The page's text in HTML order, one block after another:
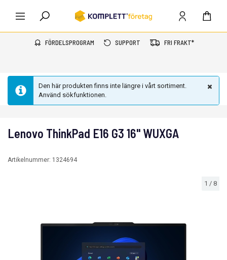
FÖRDELSPROGRAM SUPPORT FRI FRAKT*
Den här produkten finns inte längre i vårt sortiment.
Använd sökfunktionen.
1 / 8
Lenovo ThinkPad E16 G3 16" WUXGA
Artikelnummer: 1324694